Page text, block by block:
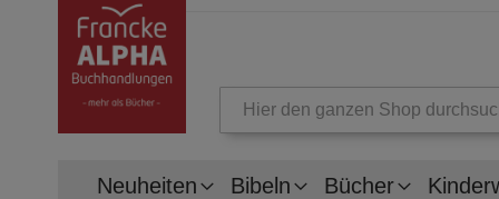
Neuheiten Bibeln Bücher